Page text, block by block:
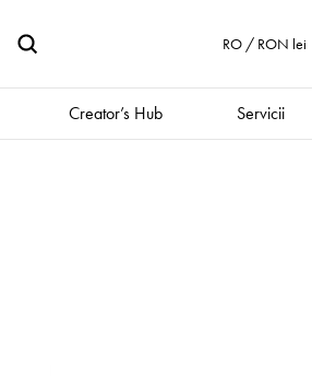
RO / RON lei
Creator’s Hub Servicii